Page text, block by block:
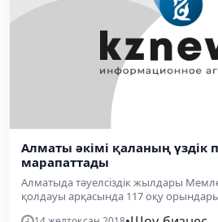
Алматы әкімі қаланың үздік
марапаттады
Алматыда тәуелсіздік жылдары
қолдауы арқасында 117 оқу